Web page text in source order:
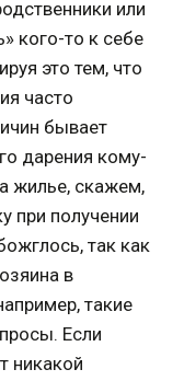
или
кого-то к себе
это тем, что
часто
бывает
дарения кому-
жилье, скажем,
при получении
так как
в
такие
Если
никакой